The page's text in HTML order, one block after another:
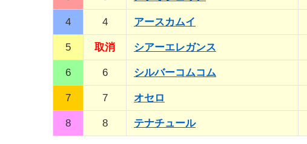
4 4 アースカムイ
5 取消 シアーエレガンス
6 6 シルバーコムコム
7 7 オセロ
8 8 テナチュール